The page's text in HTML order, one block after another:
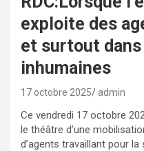
exploite des
et surtout
inhumaines
17 octobre 2025 admin
Ce vendredi 17 octobre
le théâtre d’une
d’agents travaillant pour